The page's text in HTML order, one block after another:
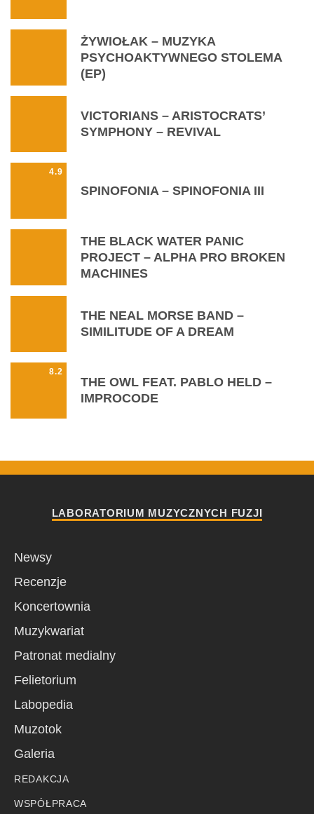
ŻYWIOŁAK – MUZYKA
PSYCHOAKTYWNEGO STOLEMA
(EP)
VICTORIANS – ARISTOCRATS’
SYMPHONY – REVIVAL
4.9
SPINOFONIA – SPINOFONIA III
THE BLACK WATER PANIC
PROJECT – ALPHA PRO BROKEN
MACHINES
THE NEAL MORSE BAND –
SIMILITUDE OF A DREAM
8.2
THE OWL FEAT. PABLO HELD –
IMPROCODE
LABORATORIUM MUZYCZNYCH FUZJI
Newsy
Recenzje
Koncertownia
Muzykwariat
Patronat medialny
Felietorium
Labopedia
Muzotok
Galeria
REDAKCJA
WSPÓŁPRACA